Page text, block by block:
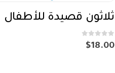
ثلاثون قصيدة للأطفال
0
out of 5
$18.00